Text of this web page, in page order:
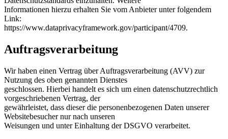
Informationen hierzu erhalten Sie vom Anbieter unter folgendem
Link:
https://www.dataprivacyframework.gov/participant/4709.
Auftragsverarbeitung
Wir haben einen Vertrag über Auftragsverarbeitung (AVV) zur
Nutzung des oben genannten Dienstes
geschlossen. Hierbei handelt es sich um einen datenschutzrechtlich
vorgeschriebenen Vertrag, der
gewährleistet, dass dieser die personenbezogenen Daten unserer
Websitebesucher nur nach unseren
Weisungen und unter Einhaltung der DSGVO verarbeitet.